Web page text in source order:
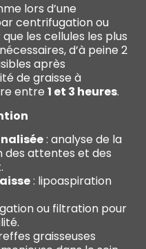
lors d’une
centrifugation ou
les cellules les plus
d’à peine 2
après
de graisse à
entre 1 et 3 heures.
: analyse de la
des attentes et des
: lipoaspiration
ou filtration pour
graisseuses